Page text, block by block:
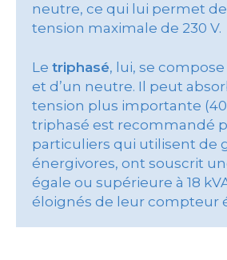
neutre, ce qui lui permet
tension maximale de 230 V.
Le triphasé, lui, se
et d’un neutre. Il peut
tension plus importante
triphasé est recommandé
particuliers qui utilisent de
énergivores, ont souscrit
égale ou supérieure à 18
éloignés de leur compteur